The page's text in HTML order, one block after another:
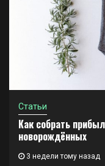
Статьи
Как собрать
новорождённых
3 недели тому назад